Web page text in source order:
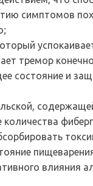
симптомов
тремор
состояние и
количества
влияния